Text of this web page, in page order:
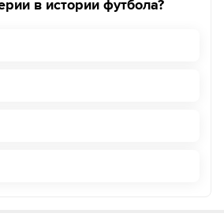
в истории футбола?